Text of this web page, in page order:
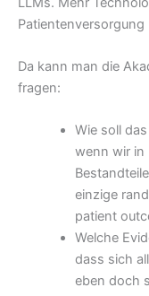
Da kann man die
fragen:
Wie soll
wenn wir in
einzige
patient
Welche
dass sich
eben doch